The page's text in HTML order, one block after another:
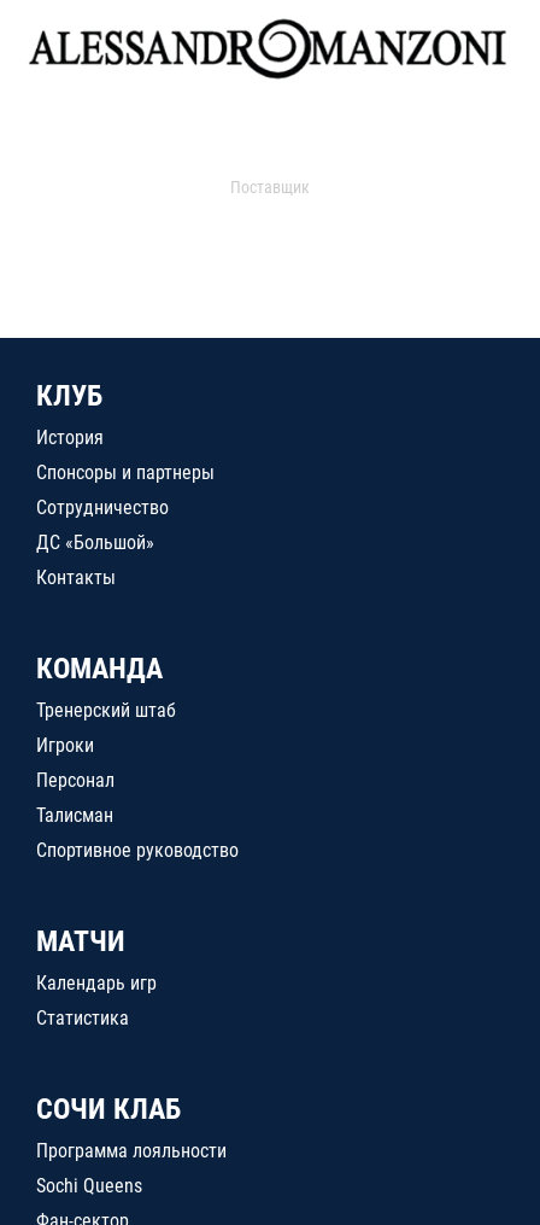
Поставщик
КЛУБ
История
Спонсоры и партнеры
Сотрудничество
ДС «Большой»
Контакты
КОМАНДА
Тренерский штаб
Игроки
Персонал
Талисман
Спортивное руководство
МАТЧИ
Календарь игр
Статистика
СОЧИ КЛАБ
Программа лояльности
Sochi Queens